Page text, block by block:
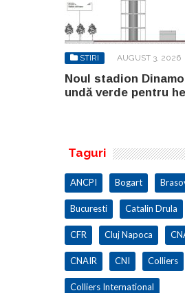
STIRI AUGUST 3, 2026
Noul stadion
undă verde pentru
Taguri
ANCPI Bogart
Bucuresti Catalin Drula
CFR Cluj Napoca
CNAIR CNI Colliers
Colliers International